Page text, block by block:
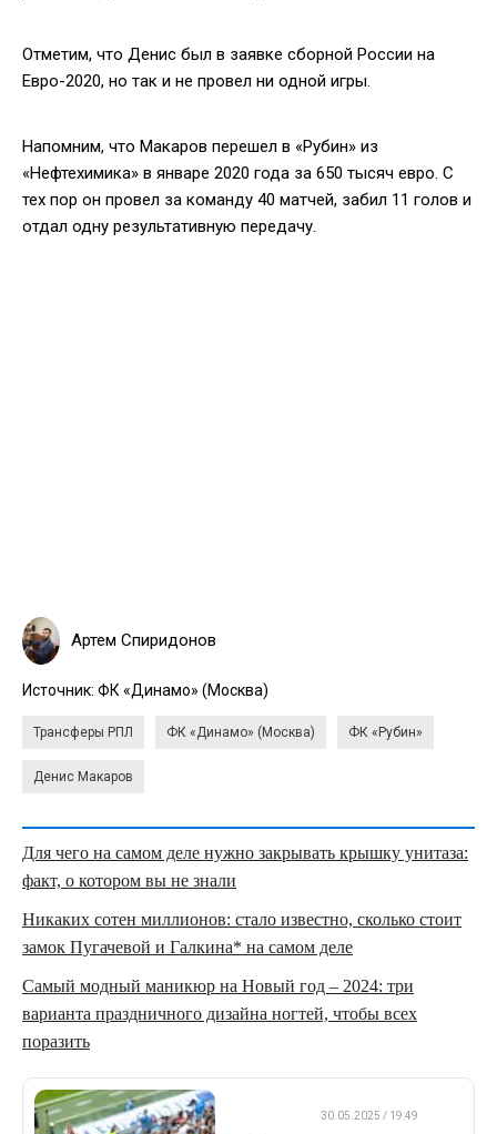
Отметим, что Денис был в заявке сборной России на
Евро-2020, но так и не провел ни одной игры.
Напомним, что Макаров перешел в «Рубин» из
«Нефтехимика» в январе 2020 года за 650 тысяч евро. С
тех пор он провел за команду 40 матчей, забил 11 голов и
отдал одну результативную передачу.
Артем Спиридонов
Источник: ФК «Динамо» (Москва)
Трансферы РПЛ ФК «Динамо» (Москва) ФК «Рубин»
Денис Макаров
Для чего на самом деле нужно закрывать крышку унитаза:
факт, о котором вы не знали
Никаких сотен миллионов: стало известно, сколько стоит
замок Пугачевой и Галкина* на самом деле
Самый модный маникюр на Новый год – 2024: три
варианта праздничного дизайна ногтей, чтобы всех
поразить
30.05.2025 / 19:49